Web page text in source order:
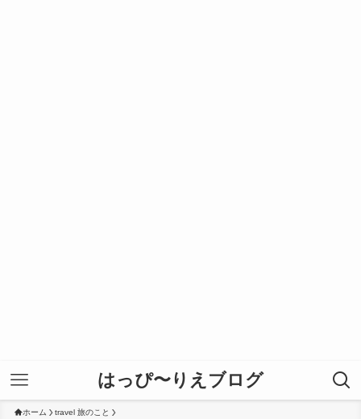
はっぴ〜りえブログ
ホーム travel 旅のこと